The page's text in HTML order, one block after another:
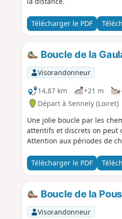
Télécharger le PDF
Boucle de la
Visorandonneur
14,87 km
+21 m
Départ à Sennely (Loiret)
Une jolie boucle par les
attentifs et discrets on peut
Attention aux périodes de
Télécharger le PDF
Boucle de la
Visorandonneur